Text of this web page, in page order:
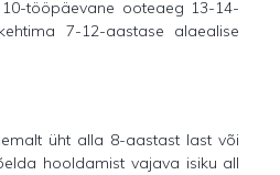
tööpäevane ooteaeg 13-14-
7-12-aastase alaealise
üht alla 8-aastast last või
hooldamist vajava isiku all